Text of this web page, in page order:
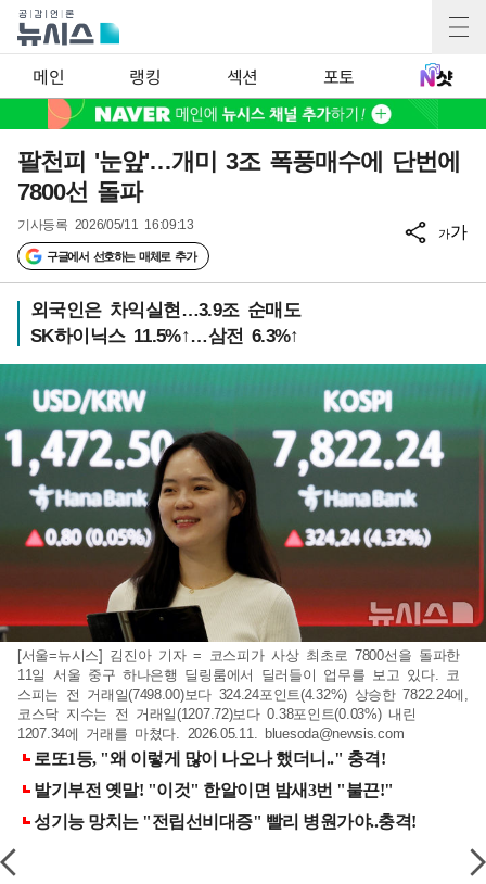
메인 랭킹 섹션 포토
팔천피 '눈앞'…개미 3조 폭풍매수에 단번에
7800선 돌파
기사등록 2026/05/11 16:09:13
구글에서 선호하는 매체로 추가
가가
외국인은 차익실현…3.9조 순매도
SK하이닉스 11.5%↑…삼전 6.3%↑
[서울=뉴시스] 김진아 기자 = 코스피가 사상 최초로 7800선을 돌파한
11일 서울 중구 하나은행 딜링룸에서 딜러들이 업무를 보고 있다. 코
스피는 전 거래일(7498.00)보다 324.24포인트(4.32%) 상승한 7822.24에,
코스닥 지수는 전 거래일(1207.72)보다 0.38포인트(0.03%) 내린
1207.34에 거래를 마쳤다. 2026.05.11. bluesoda@newsis.com